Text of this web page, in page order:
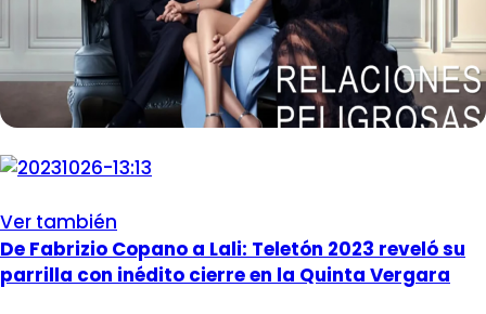
Ver también
De Fabrizio Copano a Lali: Teletón 2023 reveló su
parrilla con inédito cierre en la Quinta Vergara